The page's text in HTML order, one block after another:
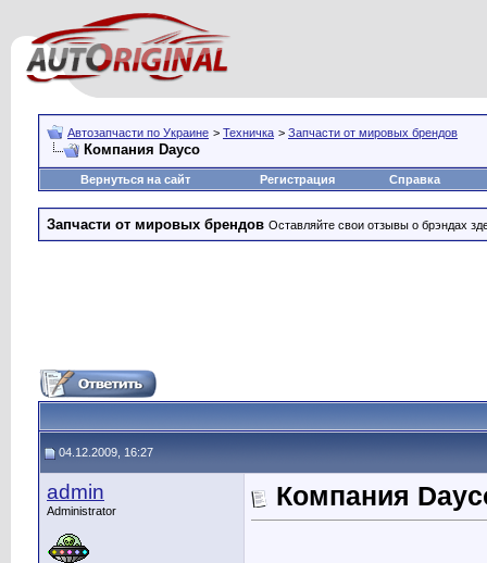
Автозапчасти по Украине > Техничка > Запчасти от мировых брендов
Компания Dayco
Вернуться на сайт Регистрация Справка
Запчасти от мировых брендов Оставляйте свои отзывы о брэндах
04.12.2009, 16:27
admin
Administrator Компания